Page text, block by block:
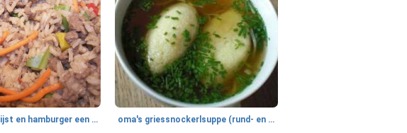
gemakkelijke rijst en hamburger een gerecht diner oma's griessnockerlsuppe (rund- en griesmeelknoedelsoep)